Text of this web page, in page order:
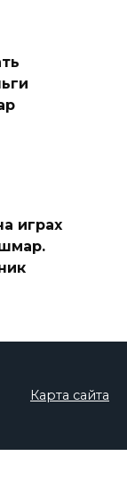
играх
Карта сайта